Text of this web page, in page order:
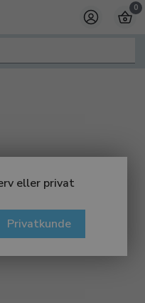
eller privat
Privatkunde
0